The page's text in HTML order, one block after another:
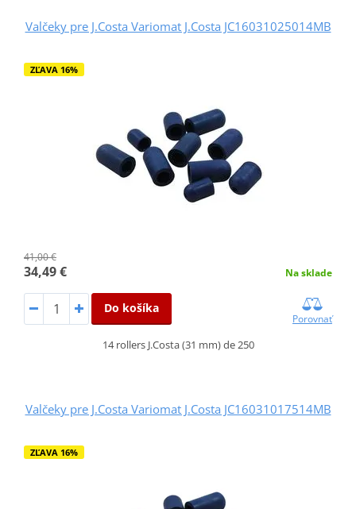
Valčeky pre J.Costa Variomat J.Costa JC16031025014MB
ZĽAVA 16%
41,00 €
34,49 € Na sklade
Do košíka
Porovnať
14 rollers J.Costa (31 mm) de 250
Valčeky pre J.Costa Variomat J.Costa JC16031017514MB
ZĽAVA 16%